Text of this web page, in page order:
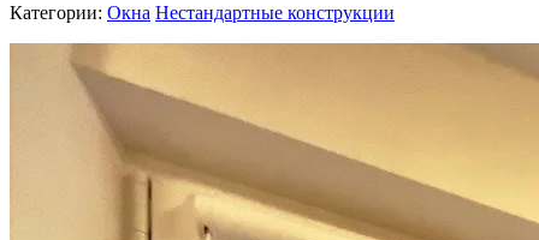
Категории: Окна Нестандартные конструкции